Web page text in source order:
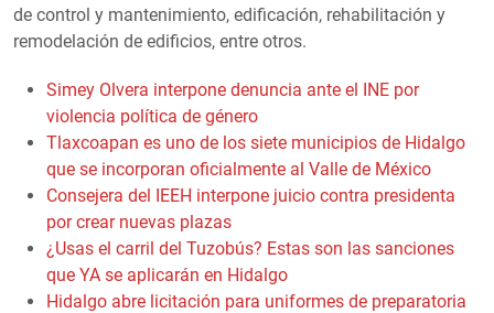
de control y mantenimiento, edificación, rehabilitación y
remodelación de edificios, entre otros.
Simey Olvera interpone denuncia ante el INE por
violencia política de género
Tlaxcoapan es uno de los siete municipios de Hidalgo
que se incorporan oficialmente al Valle de México
Consejera del IEEH interpone juicio contra presidenta
por crear nuevas plazas
¿Usas el carril del Tuzobús? Estas son las sanciones
que YA se aplicarán en Hidalgo
Hidalgo abre licitación para uniformes de preparatoria